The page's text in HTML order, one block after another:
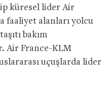
küresel lider Air
faaliyet alanları yolcu
bakım
Air France-KLM
uçuşlarda lider